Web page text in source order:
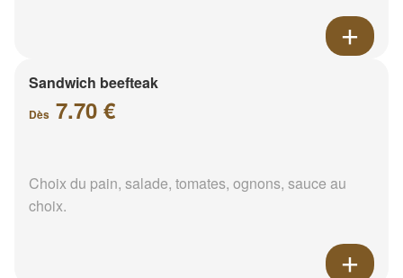
Sandwich beefteak
Dès 7.70 €
Choix du pain, salade, tomates, ognons, sauce au
choix.